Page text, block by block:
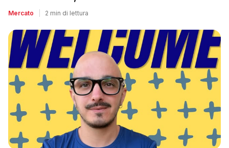
Mercato 2 min di lettura